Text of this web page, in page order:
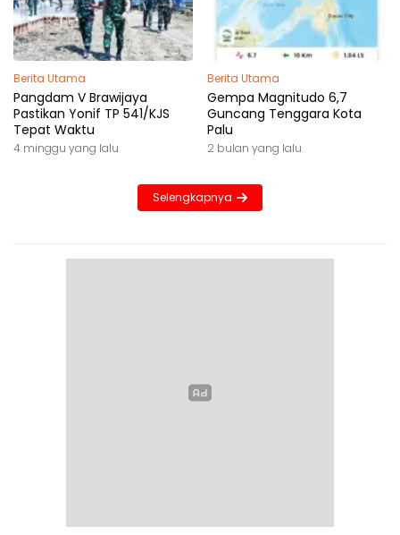
Berita Utama
Pangdam V Brawijaya
Pastikan Yonif TP 541/KJS
Tepat Waktu
4 minggu yang lalu
Berita Utama
Gempa Magnitudo 6,7
Guncang Tenggara Kota
Palu
2 bulan yang lalu
Selengkapnya